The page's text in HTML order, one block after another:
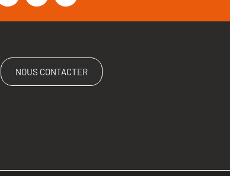
NOUS CONTACTER